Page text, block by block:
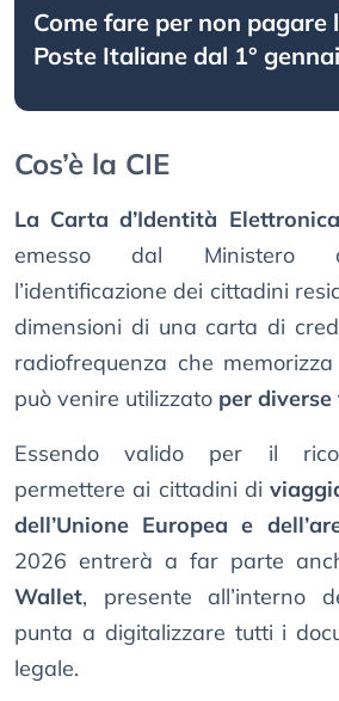
Come fare per non pagare
Poste Italiane dal 1°
Cos’è la CIE
La Carta d’Identità Elettronica
emesso dal Ministero
l’identificazione dei cittadini
dimensioni di una carta di
radiofrequenza che
può venire utilizzato per
Essendo valido per il
permettere ai cittadini di
dell’Unione Europea e
2026 entrerà a far parte
Wallet, presente all’interno
punta a digitalizzare tutti i
legale.